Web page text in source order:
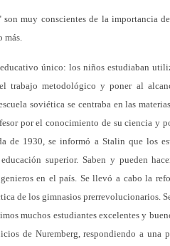
son muy conscientes de la importancia
más.
único: los niños estudiaban
trabajo metodológico y poner al
soviética se centraba en las
por el conocimiento de su ciencia y
de 1930, se informó a Stalin que los
superior. Saben y pueden
en el país. Se llevó a cabo la
de los gimnasios prerrevolucionarios.
muchos estudiantes excelentes y
de Nuremberg, respondiendo a una